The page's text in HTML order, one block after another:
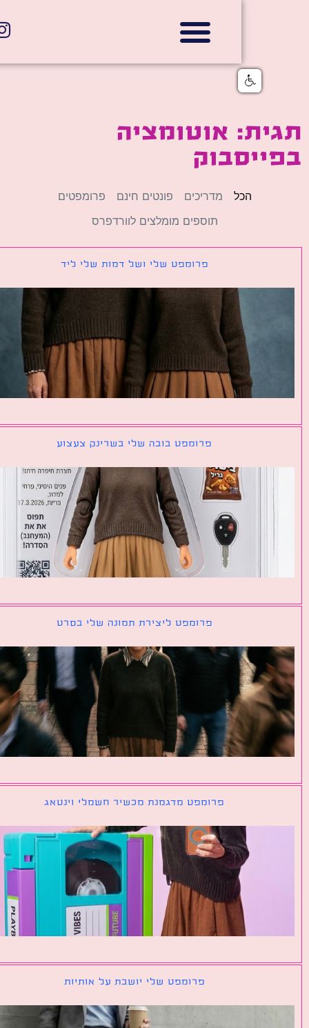
אוטומציה
מדריכים פונטים חינם
פרומפטים
תוספים מומלצים לוורדפרס
פרומפט שלי ושל דמות שלי ליד
פרומפט בובה שלי בשרינק צעצוע
פרומפט ליצירת תמונה שלי בסרט
פרומפט מדגמנת מכשיר חשמלי וינטאג
פרומפט שלי יושבת על אותיות